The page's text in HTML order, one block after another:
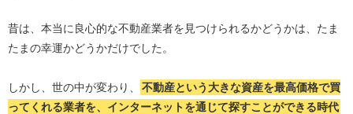
昔は、本当に良心的な不動産業者を見つけられるかどうかは、たま
たまの幸運かどうかだけでした。
しかし、世の中が変わり、
不動産という大きな資産を最高価格で買
ってくれる業者を、インターネットを通じて探すことができる時代